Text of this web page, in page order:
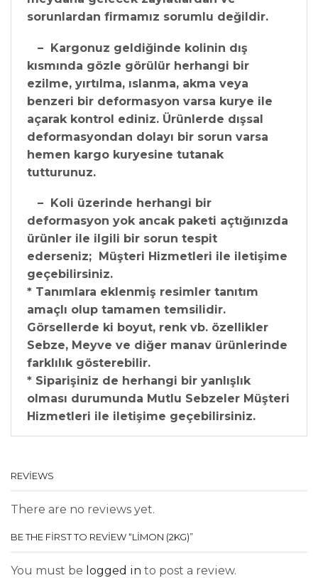
sorunlardan firmamız sorumlu değildir.
– Kargonuz geldiğinde kolinin dış
kısmında gözle görülür herhangi bir
ezilme, yırtılma, ıslanma, akma veya
benzeri bir deformasyon varsa kurye ile
açarak kontrol ediniz. Ürünlerde dışsal
deformasyondan dolayı bir sorun varsa
hemen kargo kuryesine tutanak
tutturunuz.
– Koli üzerinde herhangi bir
deformasyon yok ancak paketi açtığınızda
ürünler ile ilgili bir sorun tespit
ederseniz; Müşteri Hizmetleri ile iletişime
geçebilirsiniz.
* Tanımlara eklenmiş resimler tanıtım
amaçlı olup tamamen temsilidir.
Görsellerde ki boyut, renk vb. özellikler
Sebze, Meyve ve diğer manav ürünlerinde
farklılık gösterebilir.
* Siparişiniz de herhangi bir yanlışlık
olması durumunda Mutlu Sebzeler Müşteri
Hizmetleri ile iletişime geçebilirsiniz.
REVIEWS
There are no reviews yet.
BE THE FIRST TO REVIEW “LIMON (2KG)”
You must be logged in to post a review.